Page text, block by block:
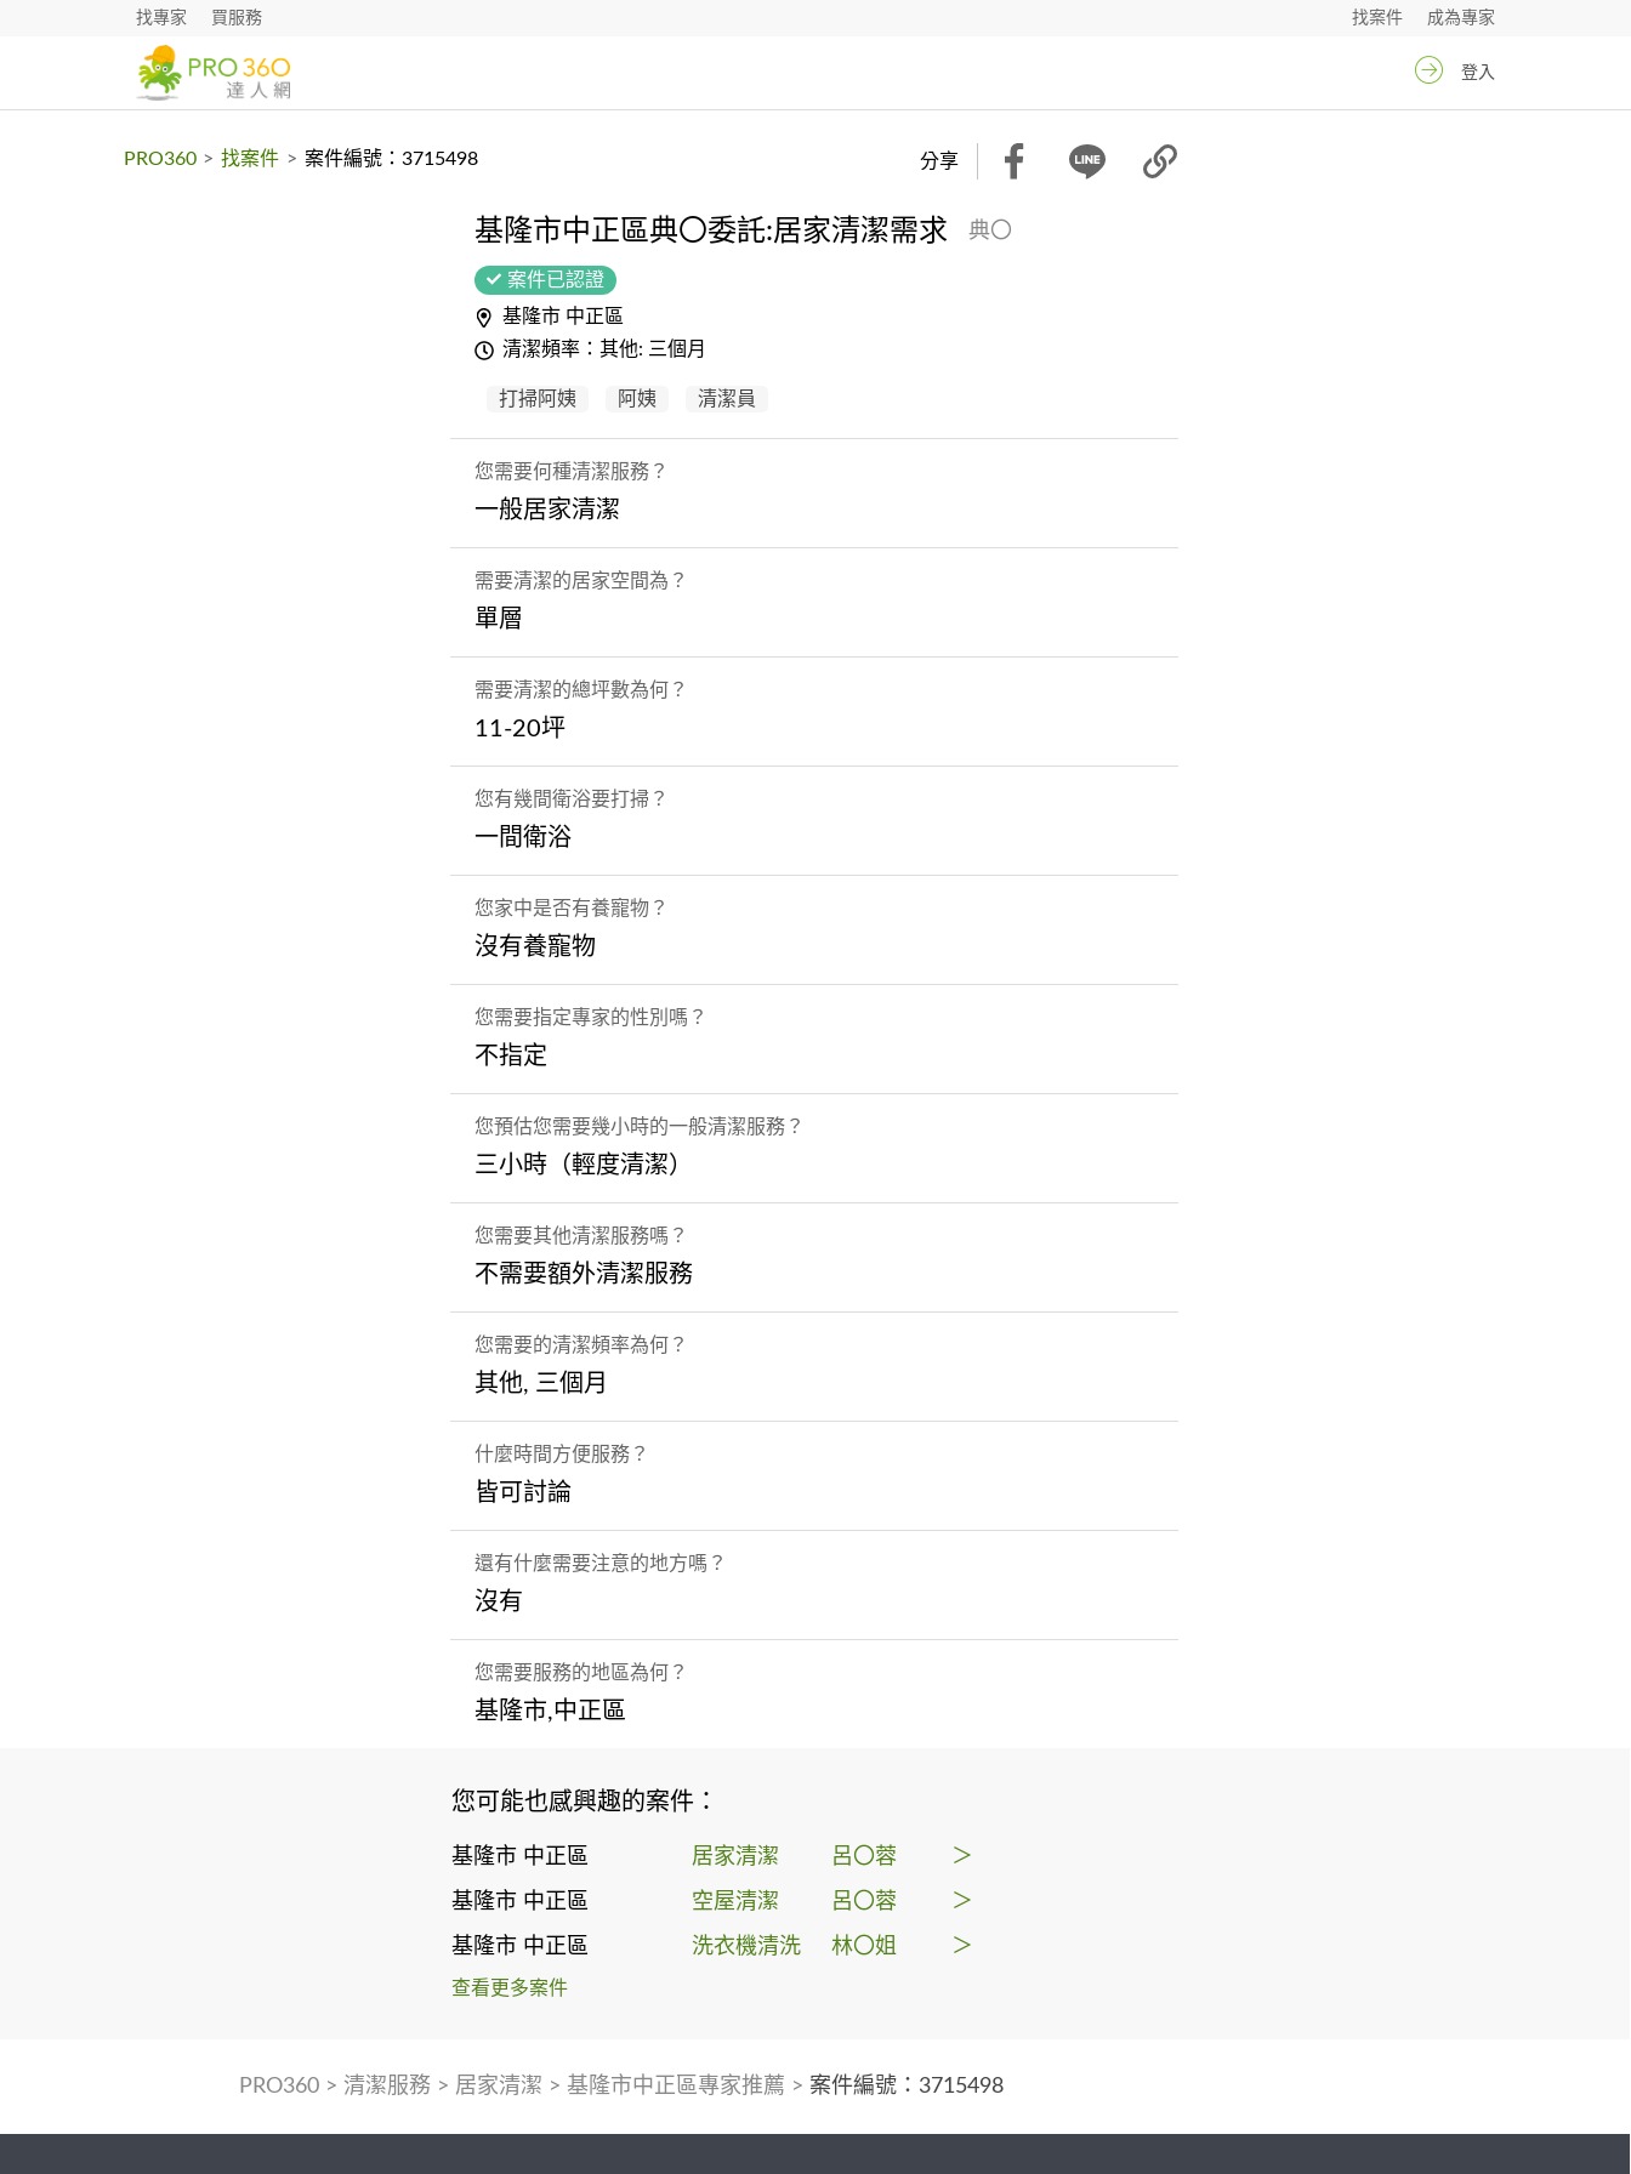
找專家 買服務 成為專家
找案件
登入
PRO360 > 找案件 > 案件編號：3715498 分享
基隆市中正區典〇委託:居家清潔需求 典〇
案件已認證
基隆市 中正區
清潔頻率：其他: 三個月
打掃阿姨 阿姨 清潔員
您需要何種清潔服務？
一般居家清潔
需要清潔的居家空間為？
單層
需要清潔的總坪數為何？
11-20坪
您有幾間衛浴要打掃？
一間衛浴
您家中是否有養寵物？
沒有養寵物
您需要指定專家的性別嗎？
不指定
您預估您需要幾小時的一般清潔服務？
三小時（輕度清潔）
您需要其他清潔服務嗎？
不需要額外清潔服務
您需要的清潔頻率為何？
其他, 三個月
什麼時間方便服務？
皆可討論
還有什麼需要注意的地方嗎？
沒有
您需要服務的地區為何？
基隆市,中正區
您可能也感興趣的案件：
基隆市 中正區 居家清潔 呂〇蓉 ＞
基隆市 中正區 空屋清潔 呂〇蓉 ＞
基隆市 中正區 洗衣機清洗 林〇姐 ＞
查看更多案件
PRO360> 清潔服務 > 居家清潔 > 基隆市中正區專家推薦 > 案件編號：3715498